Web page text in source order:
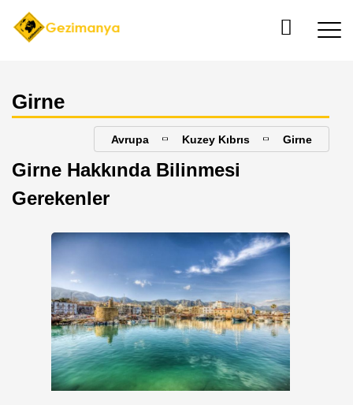
Girne
Avrupa Kuzey Kıbrıs Girne
Girne Hakkında Bilinmesi
Gerekenler